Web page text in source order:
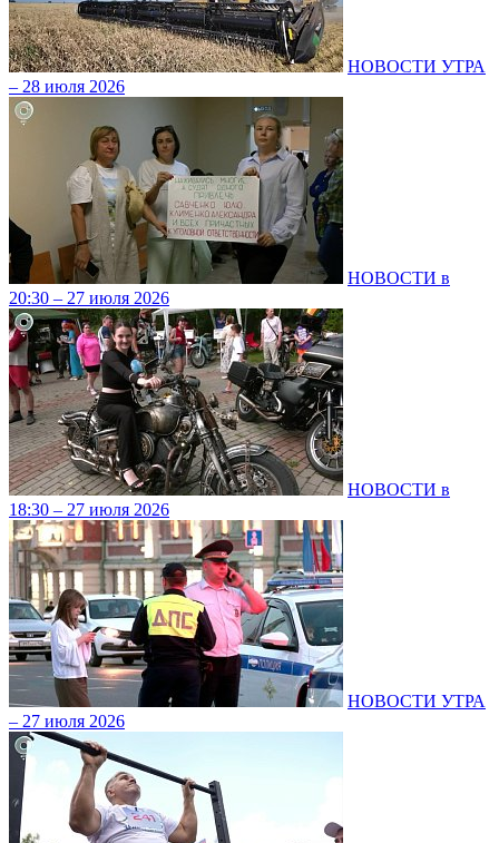
НОВОСТИ УТРА
– 28 июля 2026
НОВОСТИ в
20:30 – 27 июля 2026
НОВОСТИ в
18:30 – 27 июля 2026
НОВОСТИ УТРА
– 27 июля 2026